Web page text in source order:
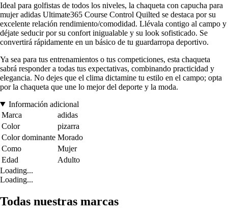
Ideal para golfistas de todos los niveles, la chaqueta con capucha para
mujer adidas Ultimate365 Course Control Quilted se destaca por su
excelente relación rendimiento/comodidad. Llévala contigo al campo y
déjate seducir por su confort inigualable y su look sofisticado. Se
convertirá rápidamente en un básico de tu guardarropa deportivo.
Ya sea para tus entrenamientos o tus competiciones, esta chaqueta
sabrá responder a todas tus expectativas, combinando practicidad y
elegancia. No dejes que el clima dictamine tu estilo en el campo; opta
por la chaqueta que une lo mejor del deporte y la moda.
Información adicional
Marca
adidas
Color
pizarra
Color dominante Morado
Como
Mujer
Edad
Adulto
Loading...
Loading...
Todas nuestras marcas